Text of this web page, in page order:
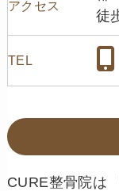
アクセス
徒
TEL
CURE整骨院は